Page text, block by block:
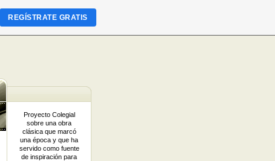
Proyecto Colegial
sobre una obra
clásica que marcó
una época y que ha
servido como fuente
de inspiración para
REGÍSTRATE GRATIS